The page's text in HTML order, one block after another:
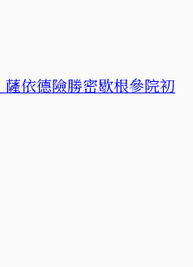
依德險勝密歇根參院初